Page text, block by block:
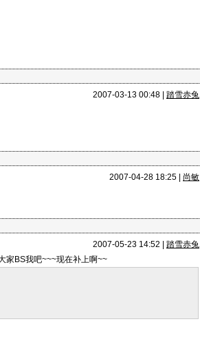
2007-03-13 00:48 | 踏雪赤兔
2007-04-28 18:25 | 尚敏
2007-05-23 14:52 | 踏雪赤兔
家BS我吧~~~现在补上啊~~